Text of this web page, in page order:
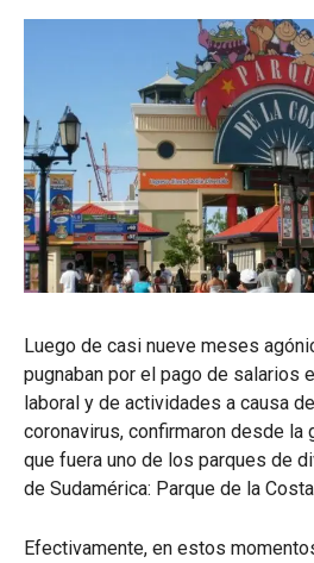
Luego de casi nueve meses
pugnaban por el pago de salarios
laboral y de actividades a causa
coronavirus, confirmaron desde la
que fuera uno de los parques de
de Sudamérica: Parque de la
Efectivamente, en estos